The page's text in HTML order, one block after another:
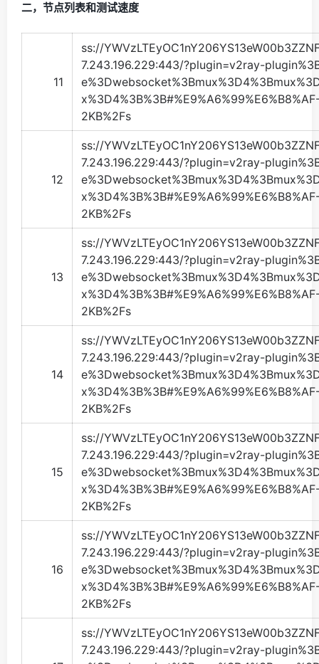
二，节点列表和测试速度
11
ss://
7.243.196.229:443/?plugin=v2ray-
2KB%2Fs
12
ss://
7.243.196.229:443/?plugin=v2ray-
2KB%2Fs
13
ss://
7.243.196.229:443/?plugin=v2ray-
2KB%2Fs
14
ss://
7.243.196.229:443/?plugin=v2ray-
2KB%2Fs
15
ss://
7.243.196.229:443/?plugin=v2ray-
2KB%2Fs
16
ss://
7.243.196.229:443/?plugin=v2ray-
2KB%2Fs
ss://
7.243.196.229:443/?plugin=v2ray-